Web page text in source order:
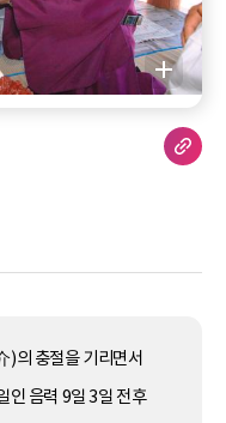
의 충절을 기리면서
인 음력 9일 3일 전후